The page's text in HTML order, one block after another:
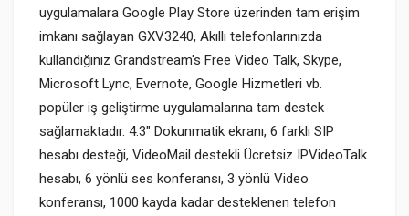
uygulamalara Google Play Store üzerinden tam erişim
imkanı sağlayan GXV3240, Akıllı telefonlarınızda
kullandığınız Grandstream's Free Video Talk, Skype,
Microsoft Lync, Evernote, Google Hizmetleri vb.
popüler iş geliştirme uygulamalarına tam destek
sağlamaktadır. 4.3" Dokunmatik ekranı, 6 farklı SIP
hesabı desteği, VideoMail destekli Ücretsiz IPVideoTalk
hesabı, 6 yönlü ses konferansı, 3 yönlü Video
konferansı, 1000 kayda kadar desteklenen telefon